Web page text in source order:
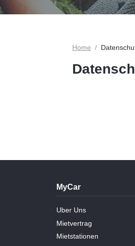
Home
MyCar
Uber Uns
Mietvertrag
Mietstationen